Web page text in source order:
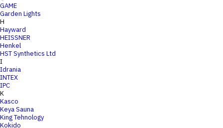
GAME
Garden Lights
H
Hayward
HEISSNER
Henkel
HST Synthetics Ltd
I
Idrania
INTEX
IPC
K
Kasco
Keya Sauna
King Tehnology
Kokido